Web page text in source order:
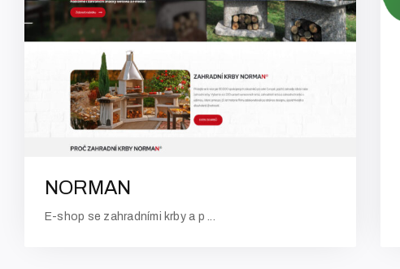
NORMAN
E-shop se zahradními krby a p ...